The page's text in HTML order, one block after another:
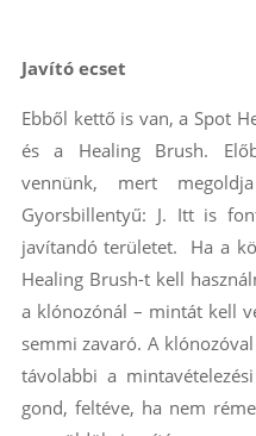
Javító ecset
Ebből kettő is van, a Spot
és a Healing Brush.
vennünk, mert
Gyorsbillentyű: J. Itt is
javítandó területet. Ha a
Healing Brush-t kell
a klónozónál – mintát kell
semmi zavaró. A
távolabbi a
gond, feltéve, ha nem